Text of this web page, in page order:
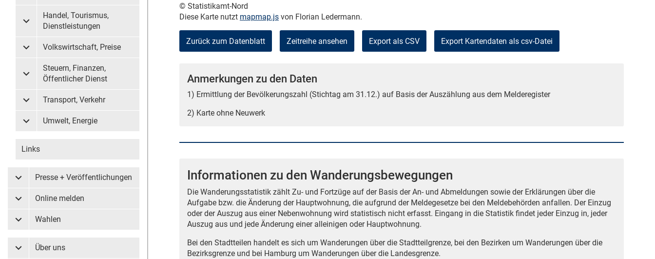
Untermenü Handel, Tourismus, Dienstleistungen
Handel, Tourismus,
Dienstleistungen
Untermenü Volkswirtschaft, Preise
Volkswirtschaft, Preise
Untermenü Steuern, Finanzen, Öffentlicher Dienst
Steuern, Finanzen,
Öffentlicher Dienst
Untermenü Transport, Verkehr
Transport, Verkehr
Untermenü Umwelt, Energie
Umwelt, Energie
Links
Untermenü Presse + Veröffentlichungen
Presse + Veröffentlichungen
Untermenü Online melden
Online melden
Untermenü Wahlen
Wahlen
Untermenü Über uns
Über uns
© Statistikamt-Nord
Diese Karte nutzt mapmap.js von Florian Ledermann.
Zurück zum Datenblatt Zeitreihe ansehen Export als CSV
Anmerkungen zu den Daten
1) Ermittlung der Bevölkerungszahl (Stichtag am 31.12.) auf Basis der Auszählung aus dem Melderegister
2) Karte ohne Neuwerk
Informationen zu den Wanderungsbewegungen
Die Wanderungsstatistik zählt Zu- und Fortzüge auf der Basis der An- und Abmeldungen sowie der Erklärungen über die
Aufgabe bzw. die Änderung der Hauptwohnung, die aufgrund der Meldegesetze bei den Meldebehörden anfallen. Der Einzug
oder der Auszug aus einer Nebenwohnung wird statistisch nicht erfasst. Eingang in die Statistik findet jeder Einzug in, jeder
Auszug aus und jede Änderung einer alleinigen oder Hauptwohnung.
Bei den Stadtteilen handelt es sich um Wanderungen über die Stadtteilgrenze, bei den Bezirken um Wanderungen über die
Bezirksgrenze und bei Hamburg um Wanderungen über die Landesgrenze.